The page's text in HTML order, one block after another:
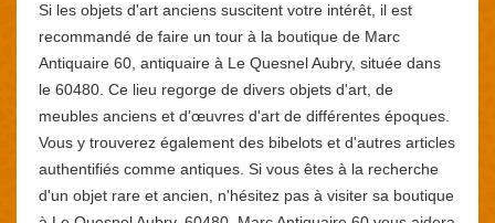
Si les objets d'art anciens suscitent votre intérêt, il est
recommandé de faire un tour à la boutique de Marc
Antiquaire 60, antiquaire à Le Quesnel Aubry, située dans
le 60480. Ce lieu regorge de divers objets d'art, de
meubles anciens et d'œuvres d'art de différentes époques.
Vous y trouverez également des bibelots et d'autres articles
authentifiés comme antiques. Si vous êtes à la recherche
d'un objet rare et ancien, n'hésitez pas à visiter sa boutique